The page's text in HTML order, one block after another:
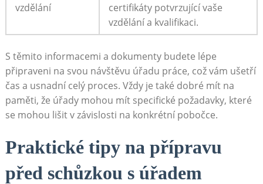
vzdělání
certifikáty potvrzující vaše
vzdělání a kvalifikaci.
S ‌těmito informacemi a dokumenty budete ‍lépe
připraveni na svou​ návštěvu‍ úřadu práce, což vám ušetří
čas a usnadní celý proces. Vždy ​je také dobré mít​ na
paměti, že úřady mohou mít specifické požadavky, které
se mohou lišit v závislosti na konkrétní pobočce.
Praktické tipy na přípravu
před schůzkou s úřadem